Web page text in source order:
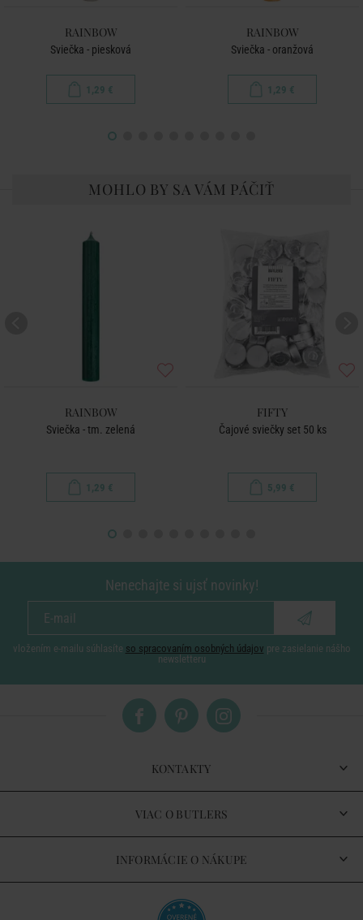
RAINBOW
Sviečka - piesková
1,29 €
RAINBOW
Sviečka - oranžová
1,29 €
MOHLO BY SA VÁM PÁČIŤ
RAINBOW
Sviečka - tm. zelená
1,29 €
FIFTY
Čajové sviečky set 50 ks
5,99 €
Nenechajte si ujsť novinky!
vložením e-mailu súhlasíte so spracovaním osobných údajov pre zasielanie nášho
newsletteru
KONTAKTY
VIAC O BUTLERS
INFORMÁCIE O NÁKUPE